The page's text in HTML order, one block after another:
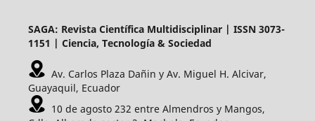
SAGA: Revista Científica Multidisciplinar | ISSN 3073-
1151 | Ciencia, Tecnología & Sociedad
Av. Carlos Plaza Dañin y Av. Miguel H. Alcivar,
Guayaquil, Ecuador
10 de agosto 232 entre Almendros y Mangos,